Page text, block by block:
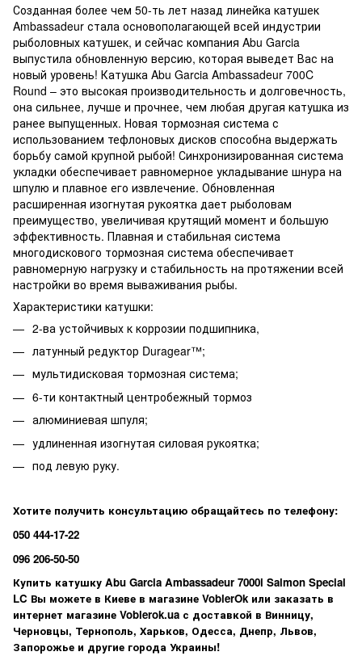
Созданная более чем 50-ть лет назад линейка катушек
Ambassadeur стала основополагающей всей индустрии
рыболовных катушек, и сейчас компания Abu Garcia
выпустила обновленную версию, которая выведет Вас на
новый уровень! Катушка Abu Garcia Ambassadeur 700C
Round – это высокая производительность и долговечность,
она сильнее, лучше и прочнее, чем любая другая катушка из
ранее выпущенных. Новая тормозная система с
использованием тефлоновых дисков способна выдержать
борьбу самой крупной рыбой! Синхронизированная система
укладки обеспечивает равномерное укладывание шнура на
шпулю и плавное его извлечение. Обновленная
расширенная изогнутая рукоятка дает рыболовам
преимущество, увеличивая крутящий момент и большую
эффективность. Плавная и стабильная система
многодискового тормозная система обеспечивает
равномерную нагрузку и стабильность на протяжении всей
настройки во время вываживания рыбы.
Характеристики катушки:
2-ва устойчивых к коррозии подшипника,
латунный редуктор Duragear™;
мультидисковая тормозная система;
6-ти контактный центробежный тормоз
алюминиевая шпуля;
удлиненная изогнутая силовая рукоятка;
под левую руку.
Хотите получить консультацию обращайтесь по телефону:
050 444-17-22
096 206-50-50
Купить катушку Abu Garcia Ambassadeur 7000i Salmon Special
LC Вы можете в Киеве в магазине VoblerOk или заказать в
интернет магазине Voblerok.ua с доставкой в Винницу,
Черновцы, Тернополь, Харьков, Одесса, Днепр, Львов,
Запорожье и другие города Украины!